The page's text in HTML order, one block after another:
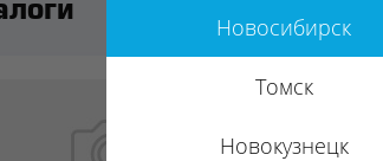
Новосибирск
Томск
Новокузнецк